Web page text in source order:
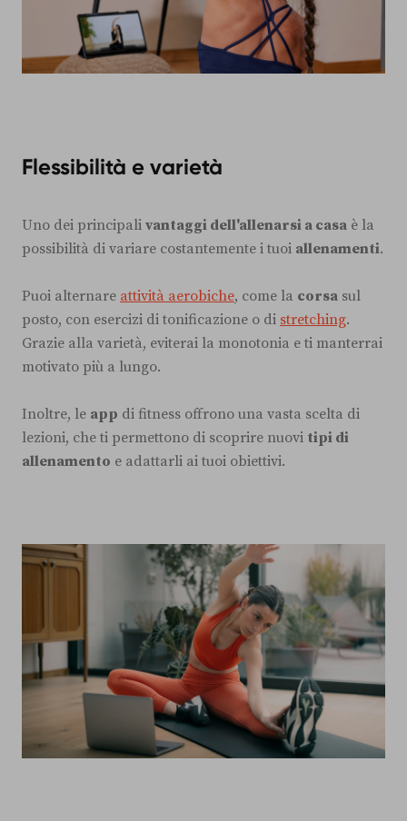
Flessibilità e varietà
Uno dei principali vantaggi dell'allenarsi a casa è la
possibilità di variare costantemente i tuoi allenamenti.
Puoi alternare attività aerobiche, come la corsa sul
posto, con esercizi di tonificazione o di stretching.
Grazie alla varietà, eviterai la monotonia e ti manterrai
motivato più a lungo.
Inoltre, le app di fitness offrono una vasta scelta di
lezioni, che ti permettono di scoprire nuovi tipi di
allenamento e adattarli ai tuoi obiettivi.